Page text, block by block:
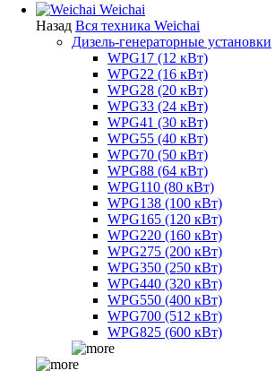
Weichai
Назад Вся техника Weichai
Дизель-генераторные установки
WPG17 (12 кВт)
WPG22 (16 кВт)
WPG28 (20 кВт)
WPG33 (24 кВт)
WPG41 (30 кВт)
WPG55 (40 кВт)
WPG70 (50 кВт)
WPG88 (64 кВт)
WPG110 (80 кВт)
WPG138 (100 кВт)
WPG165 (120 кВт)
WPG220 (160 кВт)
WPG275 (200 кВт)
WPG350 (250 кВт)
WPG440 (320 кВт)
WPG550 (400 кВт)
WPG700 (512 кВт)
WPG825 (600 кВт)